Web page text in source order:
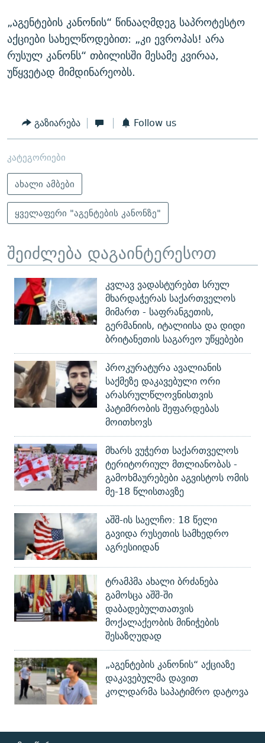
„აგენტების კანონის“ წინააღმდეგ საპროტესტო
აქციები სახელწოდებით: „კი ევროპას! არა
რუსულ კანონს“ თბილისში მესამე კვირაა,
უწყვეტად მიმდინარეობს.
გაზიარება Follow us
კატეგორიები
ახალი ამბები
ყველაფერი "აგენტების კანონზე"
შეიძლება დაგაინტერესოთ
კვლავ ვადასტურებთ სრულ
მხარდაჭერას საქართველოს
მიმართ - საფრანგეთის,
გერმანიის, იტალიისა და დიდი
ბრიტანეთის საგარეო უწყებები
პროკურატურა ავალიანის
საქმეზე დაკავებული ორი
არასრულწლოვნისთვის
პატიმრობის შეფარდებას
მოითხოვს
მხარს ვუჭერთ საქართველოს
ტერიტორიულ მთლიანობას -
გამოხმაურებები აგვისტოს ომის
მე-18 წლისთავზე
აშშ-ის საელჩო: 18 წელი
გავიდა რუსეთის სამხედრო
აგრესიიდან
ტრამპმა ახალი ბრძანება
გამოსცა აშშ-ში
დაბადებულთათვის
მოქალაქეობის მინიჭების
შესაზღუდად
„აგენტების კანონის“ აქციაზე
დაკავებულმა დავით
კოლდარმა საპატიმრო დატოვა